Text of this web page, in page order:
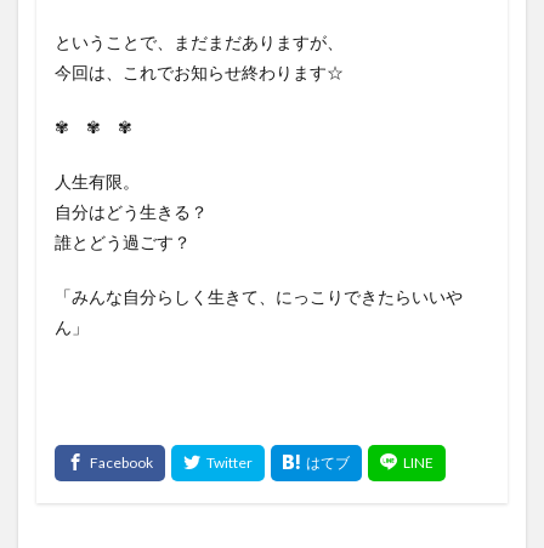
ということで、まだまだありますが、
今回は、これでお知らせ終わります☆
✾ ✾ ✾
人生有限。
自分はどう生きる？
誰とどう過ごす？
「みんな自分らしく生きて、にっこりできたらいいや
ん」